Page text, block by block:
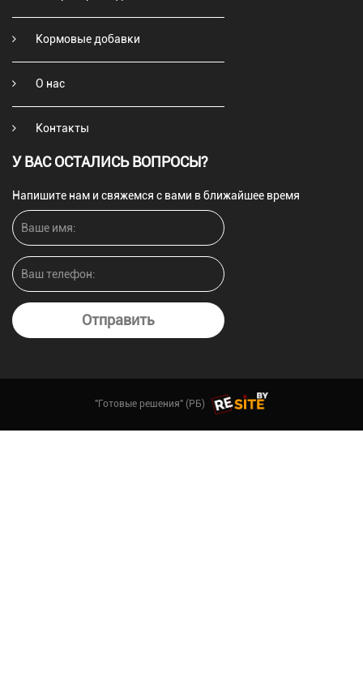
Кормовые добавки
О нас
Контакты
У ВАС ОСТАЛИСЬ ВОПРОСЫ?
Напишите нам и свяжемся с вами в ближайшее время
Отправить
"Готовые решения" (РБ)